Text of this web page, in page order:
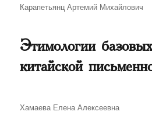
Автор
Карапетьянц Артемий Михайлович
Этимологии
китайской
Автор
Хамаева Елена Алексеевна